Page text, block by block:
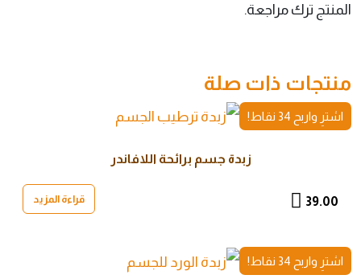
المنتج ترك مراجعة.
منتجات ذات صلة
اشترِ واربح 34 نقاط!
زبدة جسم برائحة اللافاندر
39.00 قراءة المزيد
اشترِ واربح 34 نقاط!